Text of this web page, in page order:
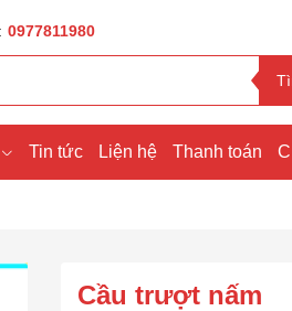
0977811980
Tin tức Liện hệ Thanh toán
Cầu trượt nấm